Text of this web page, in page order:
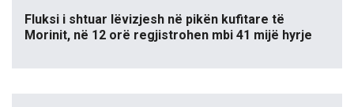
Fluksi i shtuar lëvizjesh në pikën kufitare të
Morinit, në 12 orë regjistrohen mbi 41 mijë hyrje